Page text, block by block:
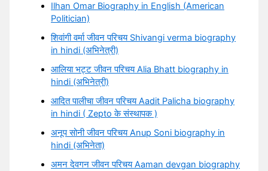
Ilhan Omar Biography in English (American
Politician)
शिवांगी वर्मा जीवन परिचय Shivangi verma biography
in hindi (अभिनेत्री)
आलिया भट्ट जीवन परिचय Alia Bhatt biography in
hindi (अभिनेत्री)
आदित पालीचा जीवन परिचय Aadit Palicha biography
in hindi ( Zepto के संस्थापक )
अनूप सोनी जीवन परिचय Anup Soni biography in
hindi (अभिनेता)
अमन देवगन जीवन परिचय Aaman devgan biography